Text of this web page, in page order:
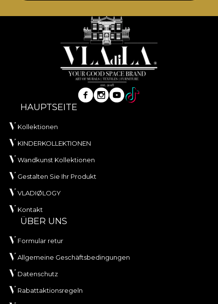
HAUPTSEITE
Kollektionen
KINDERKOLLEKTIONEN
Wandkunst Kollektionen
Gestalten Sie Ihr Produkt
VLADIØLOGY
Kontakt
ÜBER UNS
Formular retur
Allgemeine Geschäftsbedingungen
Datenschutz
Rabattaktionsregeln